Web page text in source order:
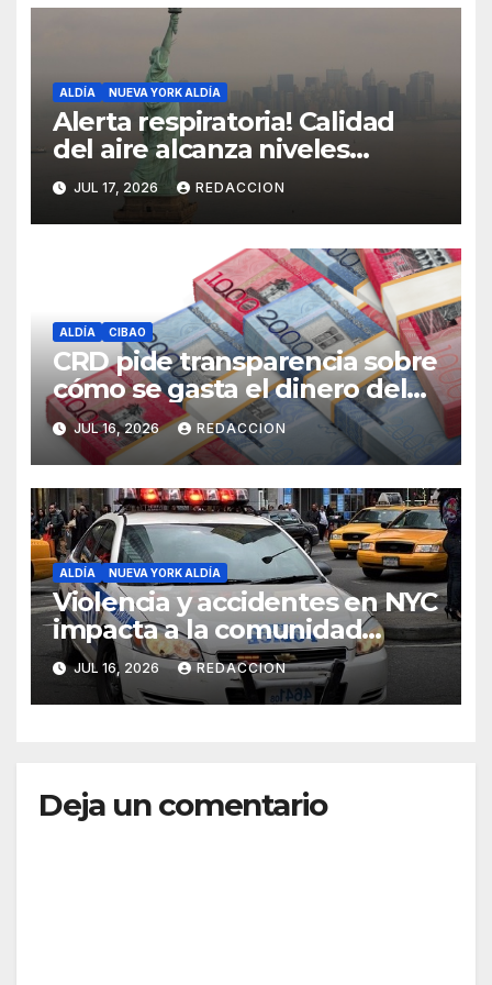
ALDÍA NUEVA YORK ALDÍA
Alerta respiratoria! Calidad
del aire alcanza niveles
peligrosos en NYC
JUL 17, 2026 REDACCION
ALDÍA CIBAO
CRD pide transparencia sobre
cómo se gasta el dinero del
Seguro Familiar de Salud
JUL 16, 2026 REDACCION
ALDÍA NUEVA YORK ALDÍA
Violencia y accidentes en NYC
impacta a la comunidad
dominicana
JUL 16, 2026 REDACCION
Deja un comentario